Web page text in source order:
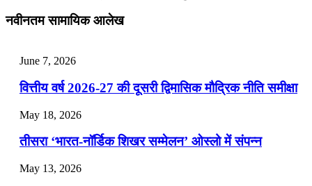
July 25, 2026
📝 डेली करेंट अफेयर्स: 22-24 जुलाई 2026
July 22, 2026
📝 डेली करेंट अफेयर्स: 19-21 जुलाई 2026
July 19, 2026
नवीनतम सामायिक आलेख
June 7, 2026
वित्तीय वर्ष 2026-27 की दूसरी द्विमासिक मौद्रिक नीति समीक्षा
May 18, 2026
तीसरा ‘भारत-नॉर्डिक शिखर सम्मेलन’ ओस्लो में संपन्न
May 13, 2026